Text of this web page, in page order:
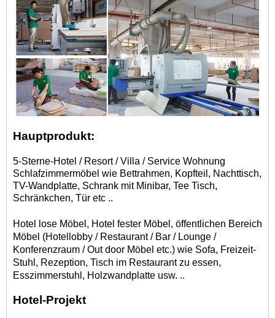
Hauptprodukt:
5-Sterne-Hotel / Resort / Villa / Service Wohnung
Schlafzimmermöbel wie Bettrahmen, Kopfteil, Nachttisch,
TV-Wandplatte, Schrank mit Minibar, Tee Tisch,
Schränkchen, Tür etc ..
Hotel lose Möbel, Hotel fester Möbel, öffentlichen Bereich
Möbel (Hotellobby / Restaurant / Bar / Lounge /
Konferenzraum / Out door Möbel etc.) wie Sofa, Freizeit-
Stuhl, Rezeption, Tisch im Restaurant zu essen,
Esszimmerstuhl, Holzwandplatte usw. ..
Hotel-Projekt